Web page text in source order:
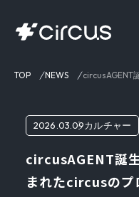
TOP NEWS circusAGENT
2026.03.09カルチャー
circusAGENT誕
まれたcircusのプ